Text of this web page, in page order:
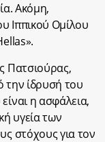
Ακόμη,
Ιππικού Ομίλου
Πατσιούρας,
την ίδρυσή του
η ασφάλεια,
υγεία των
στόχους για τον